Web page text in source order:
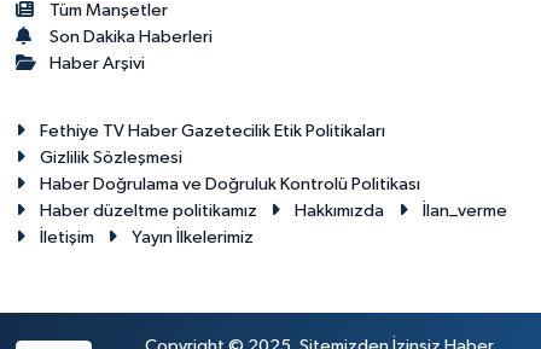
Tüm Manşetler
Son Dakika Haberleri
Haber Arşivi
Fethiye TV Haber Gazetecilik Etik Politikaları
Gizlilik Sözleşmesi
Haber Doğrulama ve Doğruluk Kontrolü Politikası
Haber düzeltme politikamız
Hakkımızda
İlan_verme
İletişim
Yayın İlkelerimiz